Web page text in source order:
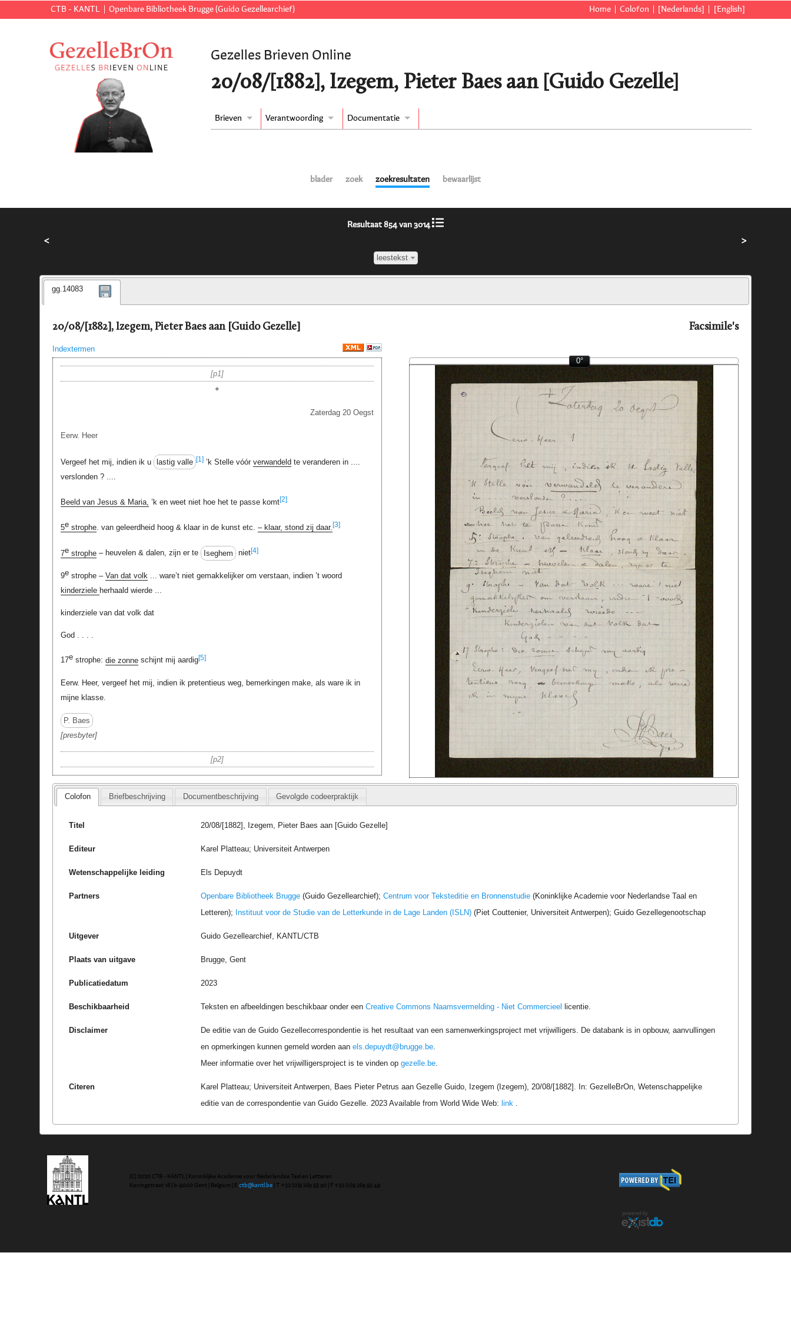
CTB - KANTL Openbare Bibliotheek Brugge (Guido Gezellearchief) Home Colofon [Nederlands] [English]
Gezelles Brieven Online
20/08/[1882], Izegem, Pieter Baes aan [Guido Gezelle]
Brieven Verantwoording Documentatie
blader zoek zoekresultaten bewaarlijst
<
Resultaat 854 van 3014
leestekst
>
gg.14083
20/08/[1882], Izegem, Pieter Baes aan [Guido Gezelle]
Indextermen
Facsimile's
p1
+
Zaterdag 20 Oegst
Eerw. Heer
Vergeef het mij, indien ik u lastig valle [1]’k Stelle vóór verwandeld te veranderen in ....
verslonden ? ....
Beeld van Jesus & Maria, ’k en weet niet hoe het te passe komt[2]
5estrophe. van geleerdheid hoog & klaar in de kunst etc. – klaar, stond zij daar. [3]
7estrophe– heuvelen & dalen, zijn er te Iseghem niet[4]
9estrophe – Van dat volk ... ware’t niet gemakkelijker om verstaan, indien ’t woord
kinderziele herhaald wierde ...
kinderziele van dat volk dat
God . . . .
17estrophe: die zonneschijnt mij aardig[5]
Eerw. Heer, vergeef het mij, indien ik pretentieus weg, bemerkingen make, als ware ik in
mijne klasse.
P. Baes
presbyter
p2
0°
Colofon Briefbeschrijving Documentbeschrijving Gevolgde codeerpraktijk
Titel 20/08/[1882], Izegem, Pieter Baes aan [Guido Gezelle]
Editeur Karel Platteau; Universiteit Antwerpen
Wetenschappelijke leiding Els Depuydt
Partners Openbare Bibliotheek Brugge (Guido Gezellearchief);Centrum voor Teksteditie en Bronnenstudie (Koninklijke Academie voor Nederlandse Taal en
Letteren); Instituut voor de Studie van de Letterkunde in de Lage Landen (ISLN) (Piet Couttenier, Universiteit Antwerpen); Guido Gezellegenootschap
Uitgever Guido Gezellearchief, KANTL/CTB
Plaats van uitgave Brugge, Gent
Publicatiedatum 2023
Beschikbaarheid Teksten en afbeeldingen beschikbaar onder eenCreative Commons Naamsvermelding - Niet Commercieel licentie.
Disclaimer
De editie van de Guido Gezellecorrespondentie is het resultaat van een samenwerkingsproject met vrijwilligers. De databank is in opbouw, aanvullingen
en opmerkingen kunnen gemeld worden aanels.depuydt@brugge.be
Meer informatie over het vrijwilligersproject is te vinden opgezelle.be
Citeren
Karel Platteau; Universiteit Antwerpen, Baes Pieter Petrus aan Gezelle Guido, Izegem (Izegem), 20/08/[1882]. In: GezelleBrOn, Wetenschappelijke
editie van de correspondentie van Guido Gezelle. 2023 Available from World Wide Web:link
(C) 2020 CTB - KANTL | Koninklijke Academie voor Nederlandse Taal en Letteren
Koningstraat 18 | b-9000 Gent | Belgium | Ectb@kantl.be | T +32 (0)9 265 93 50 | F +32 (0)9 265 93 49